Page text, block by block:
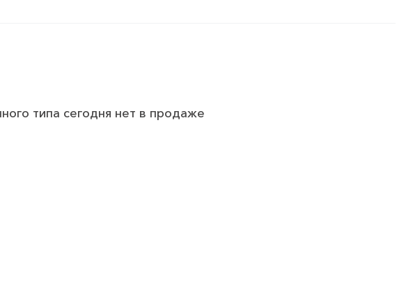
типа сегодня нет в продаже